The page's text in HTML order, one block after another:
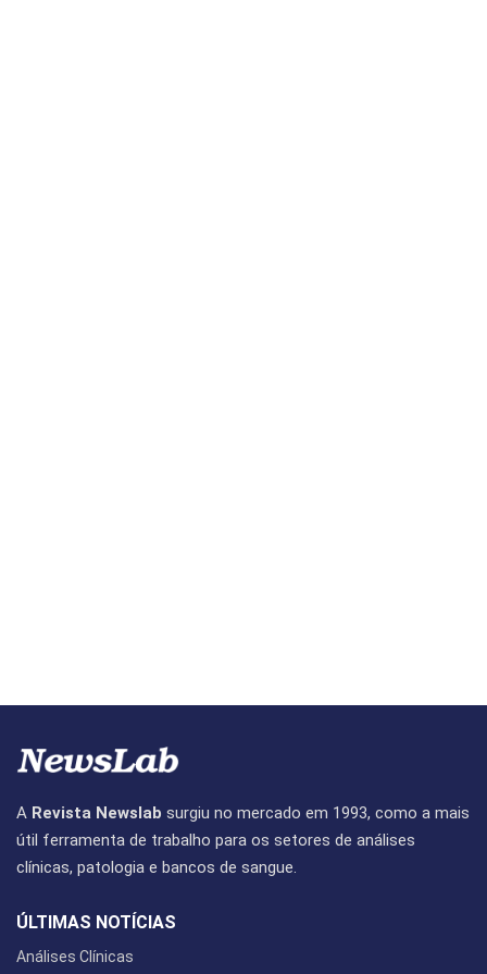
A Revista Newslab surgiu no mercado em 1993, como a mais
útil ferramenta de trabalho para os setores de análises
clínicas, patologia e bancos de sangue.
ÚLTIMAS NOTÍCIAS
Análises Clínicas